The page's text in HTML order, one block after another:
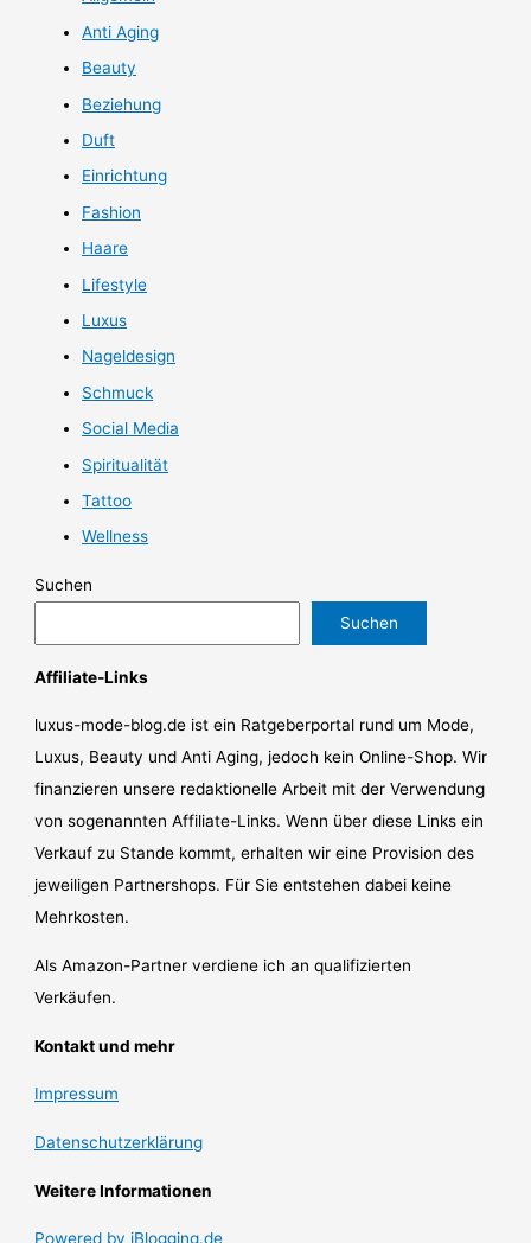
Anti Aging
Beauty
Beziehung
Duft
Einrichtung
Fashion
Haare
Lifestyle
Luxus
Nageldesign
Schmuck
Social Media
Spiritualität
Tattoo
Wellness
Suchen
Suchen
Affiliate-Links
luxus-mode-blog.de ist ein Ratgeberportal rund um Mode,
Luxus, Beauty und Anti Aging, jedoch kein Online-Shop. Wir
finanzieren unsere redaktionelle Arbeit mit der Verwendung
von sogenannten Affiliate-Links. Wenn über diese Links ein
Verkauf zu Stande kommt, erhalten wir eine Provision des
jeweiligen Partnershops. Für Sie entstehen dabei keine
Mehrkosten.
Als Amazon-Partner verdiene ich an qualifizierten
Verkäufen.
Kontakt und mehr
Impressum
Datenschutzerklärung
Weitere Informationen
Powered by iBlogging.de